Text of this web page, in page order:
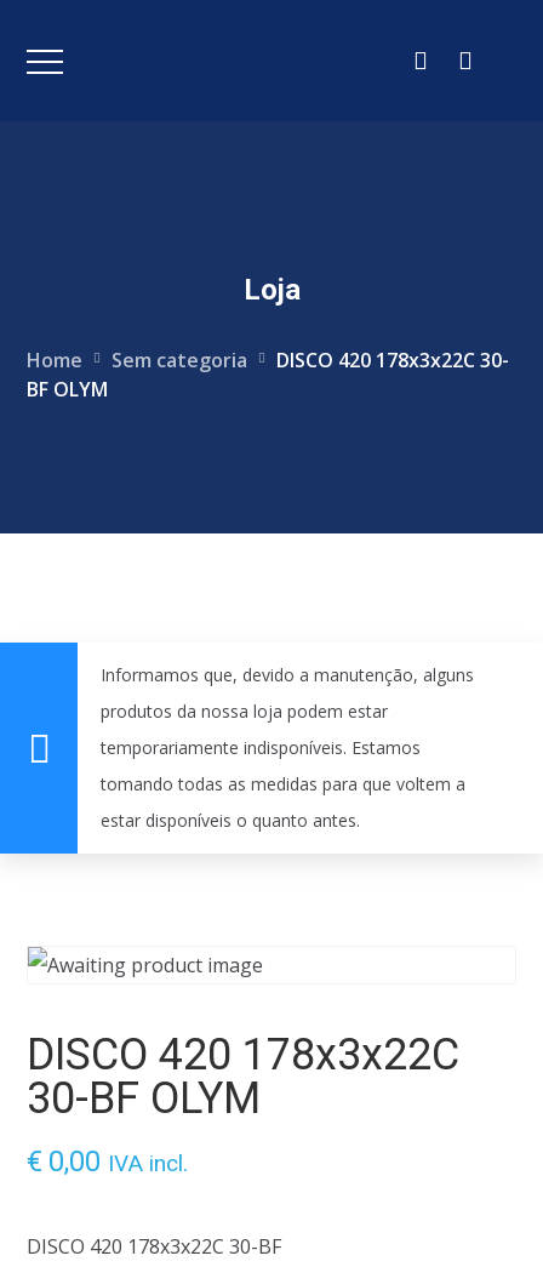
Loja
Home Sem categoria
DISCO 420 178x3x22C 30-
BF OLYM
Informamos que, devido a manutenção, alguns
produtos da nossa loja podem estar
temporariamente indisponíveis. Estamos
tomando todas as medidas para que voltem a
estar disponíveis o quanto antes.
DISCO 420 178x3x22C
30-BF OLYM
€ 0,00 IVA incl.
DISCO 420 178x3x22C 30-BF